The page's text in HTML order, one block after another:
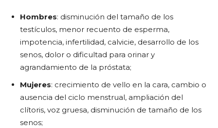
Hombres: disminución del tamaño de los
testículos, menor recuento de esperma,
impotencia, infertilidad, calvicie, desarrollo de los
senos, dolor o dificultad para orinar y
agrandamiento de la próstata;
Mujeres: crecimiento de vello en la cara, cambio o
ausencia del ciclo menstrual, ampliación del
clítoris, voz gruesa, disminución de tamaño de los
senos;